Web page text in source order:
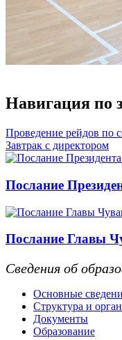
Навигация по
Проведение рейдов по
Завтрак с директором
Послание
Послание Главы
Сведения об
Основные
Структура и
Документы
Образование